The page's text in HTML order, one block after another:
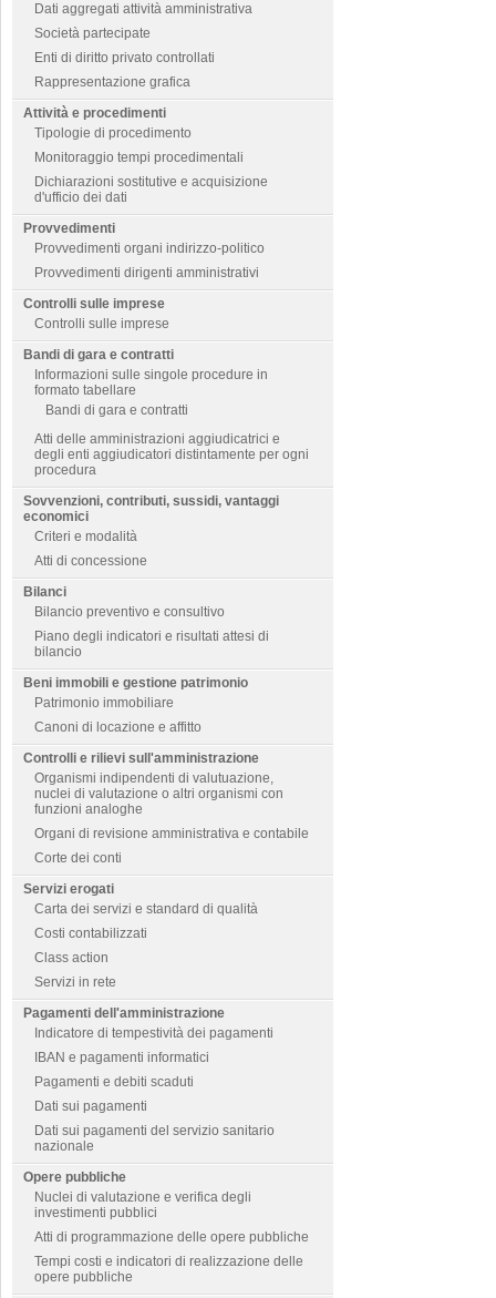
Dati aggregati attività amministrativa
Società partecipate
Enti di diritto privato controllati
Rappresentazione grafica
Attività e procedimenti
Tipologie di procedimento
Monitoraggio tempi procedimentali
Dichiarazioni sostitutive e acquisizione
d'ufficio dei dati
Provvedimenti
Provvedimenti organi indirizzo-politico
Provvedimenti dirigenti amministrativi
Controlli sulle imprese
Controlli sulle imprese
Bandi di gara e contratti
Informazioni sulle singole procedure in
formato tabellare
Bandi di gara e contratti
Atti delle amministrazioni aggiudicatrici e
degli enti aggiudicatori distintamente per ogni
procedura
Sovvenzioni, contributi, sussidi, vantaggi
economici
Criteri e modalità
Atti di concessione
Bilanci
Bilancio preventivo e consultivo
Piano degli indicatori e risultati attesi di
bilancio
Beni immobili e gestione patrimonio
Patrimonio immobiliare
Canoni di locazione e affitto
Controlli e rilievi sull'amministrazione
Organismi indipendenti di valutuazione,
nuclei di valutazione o altri organismi con
funzioni analoghe
Organi di revisione amministrativa e contabile
Corte dei conti
Servizi erogati
Carta dei servizi e standard di qualità
Costi contabilizzati
Class action
Servizi in rete
Pagamenti dell'amministrazione
Indicatore di tempestività dei pagamenti
IBAN e pagamenti informatici
Pagamenti e debiti scaduti
Dati sui pagamenti
Dati sui pagamenti del servizio sanitario
nazionale
Opere pubbliche
Nuclei di valutazione e verifica degli
investimenti pubblici
Atti di programmazione delle opere pubbliche
Tempi costi e indicatori di realizzazione delle
opere pubbliche